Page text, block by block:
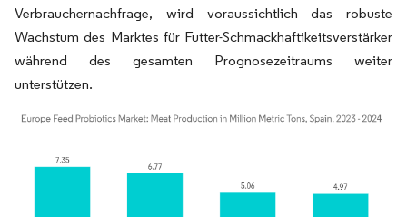
Verbrauchernachfrage, wird voraussichtlich das robuste
Wachstum des Marktes für Futter-Schmackhaftikeitsverstärker
während des gesamten Prognosezeitraums weiter
unterstützen.